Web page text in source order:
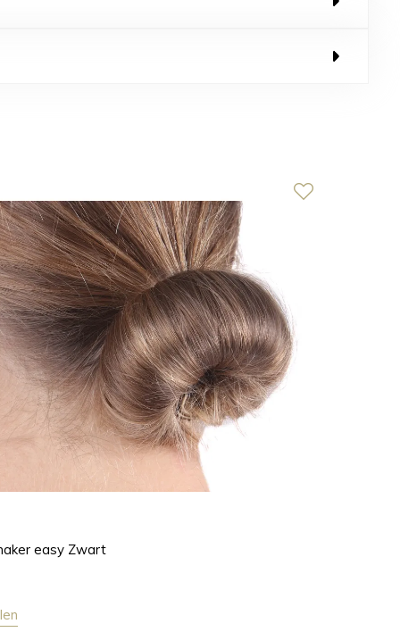
easy Zwart